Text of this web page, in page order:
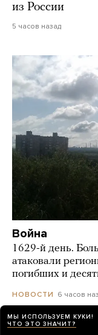
из России
5 часов назад
Война
1629-й день.
атаковали
погибших и
НОВОСТИ 6 часов
«„Яблоко“
МЫ ИСПОЛЬЗУЕМ КУКИ!
ЧТО ЭТО ЗНАЧИТ?